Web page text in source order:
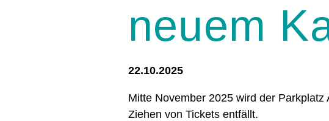
neuem
22.10.2025
Mitte November 2025 wird der
Ziehen von Tickets entfällt.